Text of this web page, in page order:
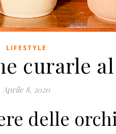
LIFESTYLE
curarle
Aprile 8, 2020
delle